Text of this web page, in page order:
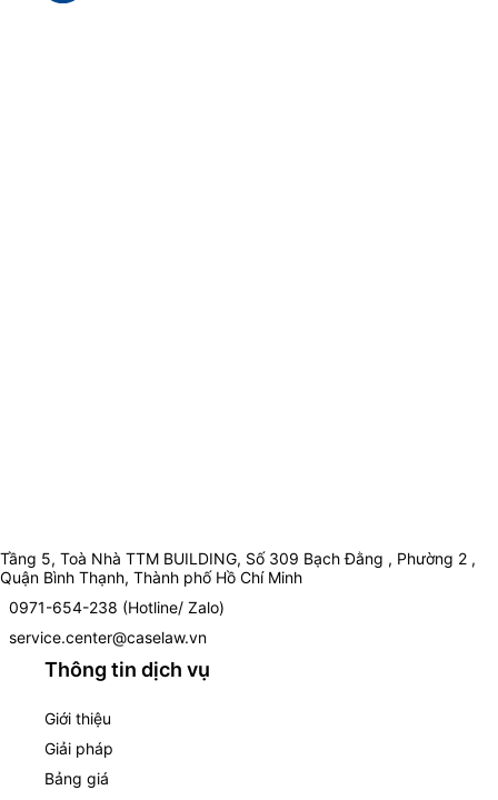
Tầng 5, Toà Nhà TTM BUILDING, Số 309 Bạch Đằng , Phường 2 ,
Quận Bình Thạnh, Thành phố Hồ Chí Minh
0971-654-238 (Hotline/ Zalo)
service.center@caselaw.vn
Thông tin dịch vụ
Giới thiệu
Giải pháp
Bảng giá